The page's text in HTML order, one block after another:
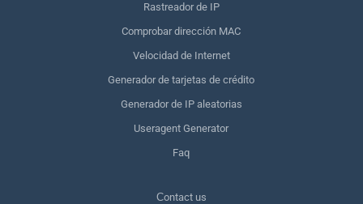
Rastreador de IP
Comprobar dirección MAC
Velocidad de Internet
Generador de tarjetas de crédito
Generador de IP aleatorias
Useragent Generator
Faq
Сontact us